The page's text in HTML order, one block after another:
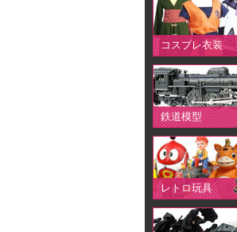
コスプレ衣装
鉄道模型
レトロ玩具